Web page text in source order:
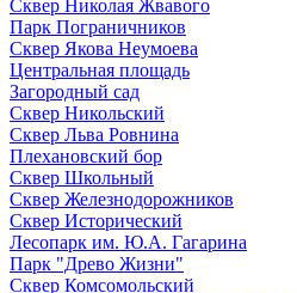
Сквер Николая Жвавого
Парк Пограничников
Сквер Якова Неумоева
Центральная площадь
Загородный сад
Сквер Никольский
Сквер Льва Ровнина
Плехановский бор
Сквер Школьный
Сквер Железнодорожников
Сквер Исторический
Лесопарк им. Ю.А. Гагарина
Парк "Древо Жизни"
Сквер Комсомольский